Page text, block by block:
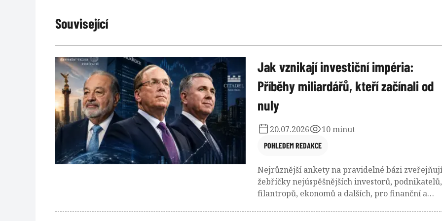
Související
Jak vznikají investiční impéria:
Příběhy miliardářů, kteří začínali od
nuly
POHLEDEM REDAKCE
20.07.2026 10 minut
Nejrůznější ankety na pravidelné bázi zveřejňují
žebříčky nejúspěšnějších investorů, podnikatelů,
filantropů, ekonomů a dalších, pro finanční a